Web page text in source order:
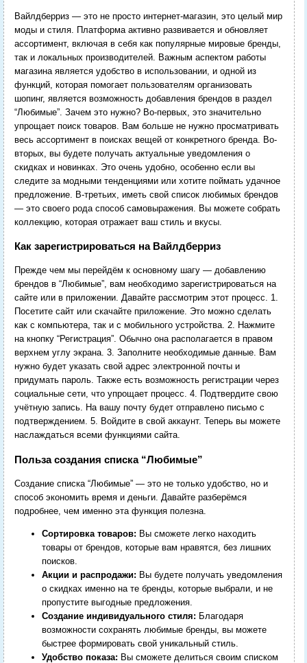
Вайлдберриз — это не просто интернет-магазин, это целый мир
моды и стиля. Платформа активно развивается и обновляет
ассортимент, включая в себя как популярные мировые бренды,
так и локальных производителей. Важным аспектом работы
магазина является удобство в использовании, и одной из
функций, которая помогает пользователям организовать
шопинг, является возможность добавления брендов в раздел
“Любимые”. Зачем это нужно? Во-первых, это значительно
упрощает поиск товаров. Вам больше не нужно просматривать
весь ассортимент в поисках вещей от конкретного бренда. Во-
вторых, вы будете получать актуальные уведомления о
скидках и новинках. Это очень удобно, особенно если вы
следите за модными тенденциями или хотите поймать удачное
предложение. В-третьих, иметь свой список любимых брендов
— это своего рода способ самовыражения. Вы можете собрать
коллекцию, которая отражает ваш стиль и вкусы.
Как зарегистрироваться на Вайлдберриз
Прежде чем мы перейдём к основному шагу — добавлению
брендов в “Любимые”, вам необходимо зарегистрироваться на
сайте или в приложении. Давайте рассмотрим этот процесс. 1.
Посетите сайт или скачайте приложение. Это можно сделать
как с компьютера, так и с мобильного устройства. 2. Нажмите
на кнопку “Регистрация”. Обычно она располагается в правом
верхнем углу экрана. 3. Заполните необходимые данные. Вам
нужно будет указать свой адрес электронной почты и
придумать пароль. Также есть возможность регистрации через
социальные сети, что упрощает процесс. 4. Подтвердите свою
учётную запись. На вашу почту будет отправлено письмо с
подтверждением. 5. Войдите в свой аккаунт. Теперь вы можете
наслаждаться всеми функциями сайта.
Польза создания списка “Любимые”
Создание списка “Любимые” — это не только удобство, но и
способ экономить время и деньги. Давайте разберёмся
подробнее, чем именно эта функция полезна.
Сортировка товаров: Вы сможете легко находить
товары от брендов, которые вам нравятся, без лишних
поисков.
Акции и распродажи: Вы будете получать уведомления
о скидках именно на те бренды, которые выбрали, и не
пропустите выгодные предложения.
Создание индивидуального стиля: Благодаря
возможности сохранять любимые бренды, вы можете
быстрее формировать свой уникальный стиль.
Удобство показа: Вы сможете делиться своим списком